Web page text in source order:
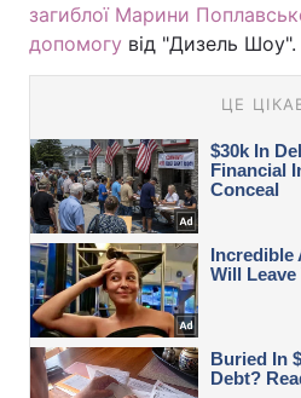
загиблої Марини
допомогу від "Дизель Шоу".